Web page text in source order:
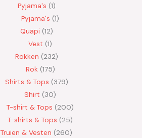
Pyjama's 1
Pyjama's 1
Quapi 12
Vest 1
Rokken 232
Rok 175
Shirts & Tops 379
Shirt
30
T-shirt & Tops
200
T-shirts & Tops
25
Truien & Vesten
260